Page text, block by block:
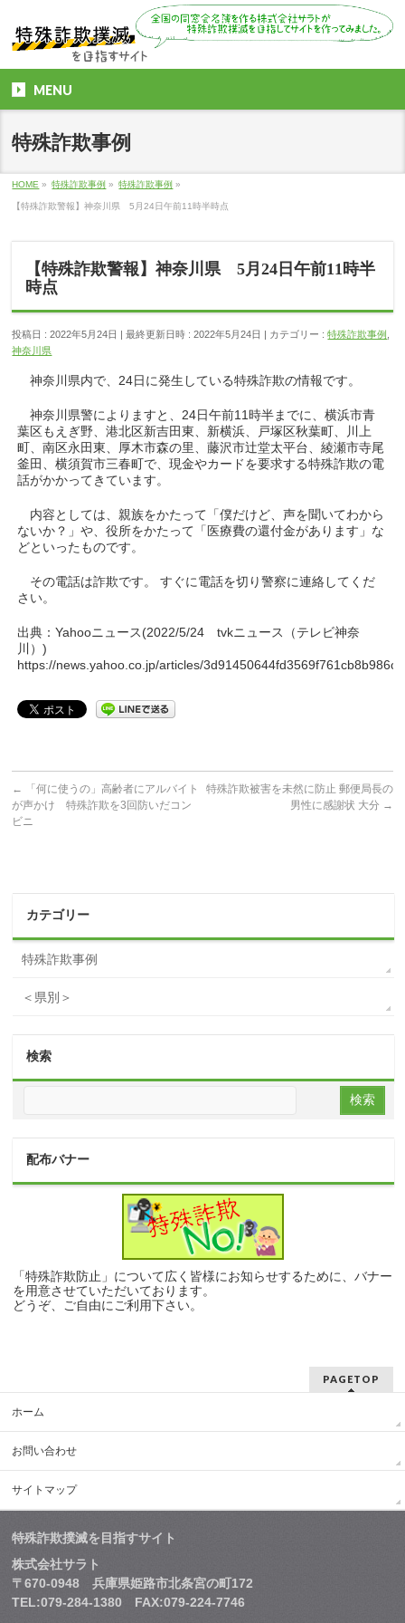
MENU
特殊詐欺事例
HOME » 特殊詐欺事例 » 特殊詐欺事例 »
【特殊詐欺警報】神奈川県 5月24日午前11時半時点
【特殊詐欺警報】神奈川県 5月24日午前11時半
時点
投稿日 : 2022年5月24日 最終更新日時 : 2022年5月24日 カテゴリー :特殊詐欺事例
神奈川県
神奈川県内で、24日に発生している特殊詐欺の情報です。
神奈川県警によりますと、24日午前11時半までに、横浜市青
葉区もえぎ野、港北区新吉田東、新横浜、戸塚区秋葉町、川上
町、南区永田東、厚木市森の里、藤沢市辻堂太平台、綾瀬市寺尾
釜田、横須賀市三春町で、現金やカードを要求する特殊詐欺の電
話がかかってきています。
内容としては、親族をかたって「僕だけど、声を聞いてわから
ないか？」や、役所をかたって「医療費の還付金があります」な
どといったものです。
その電話は詐欺です。 すぐに電話を切り警察に連絡してくだ
さい。
出典：Yahooニュース(2022/5/24 tvkニュース（テレビ神奈
川）)
https://news.yahoo.co.jp/articles/
←
「何に使うの」高齢者にアルバイト
が声かけ 特殊詐欺を3回防いだコン
ビニ
特殊詐欺被害を未然に防止 郵便局長の
男性に感謝状 大分 →
カテゴリー
特殊詐欺事例
＜県別＞
検索
配布バナー
「特殊詐欺防止」について広く皆様にお知らせするために、バナー
を用意させていただいております。
どうぞ、ご自由にご利用下さい。
PAGETOP
ホーム
お問い合わせ
サイトマップ
特殊詐欺撲滅を目指すサイト
株式会社サラト
〒670-0948 兵庫県姫路市北条宮の町172
TEL:079-284-1380 FAX:079-224-7746